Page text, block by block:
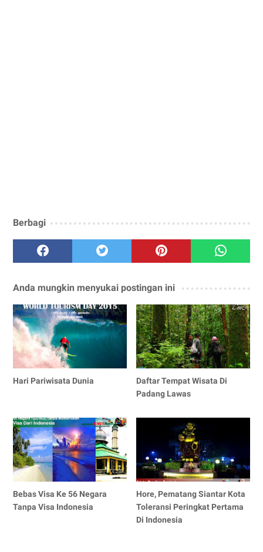
Berbagi
Anda mungkin menyukai postingan ini
Hari Pariwisata Dunia
Daftar Tempat Wisata Di
Padang Lawas
Bebas Visa Ke 56 Negara
Tanpa Visa Indonesia
Hore, Pematang Siantar Kota
Toleransi Peringkat Pertama
Di Indonesia